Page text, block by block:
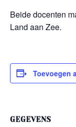
Beide docenten
Land aan Zee.
Toevoegen
GEGEVENS